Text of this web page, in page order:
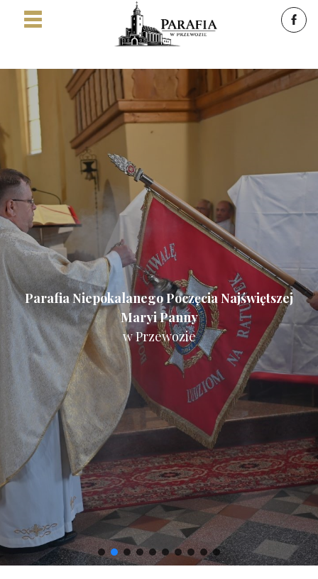
Parafia Niepokalanego Poczęcia Najświętszej
Maryi Panny
w Przewozie